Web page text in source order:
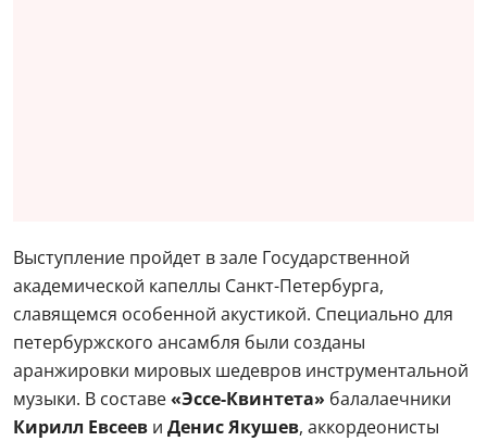
Выступление пройдет в зале Государственной
академической капеллы Санкт-Петербурга,
славящемся особенной акустикой. Специально для
петербуржского ансамбля были созданы
аранжировки мировых шедевров инструментальной
музыки. В составе«Эссе-Квинтета» балалаечники
Кирилл Евсеев и Денис Якушев, аккордеонисты